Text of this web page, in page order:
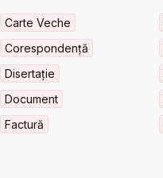
Carte Veche
Corespondență
Disertație
Document
Factură